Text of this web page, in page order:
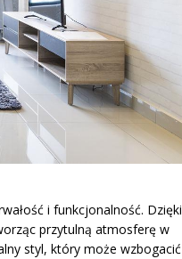
i funkcjonalność. Dzięki
przytulną atmosferę w
styl, który może wzbogacić